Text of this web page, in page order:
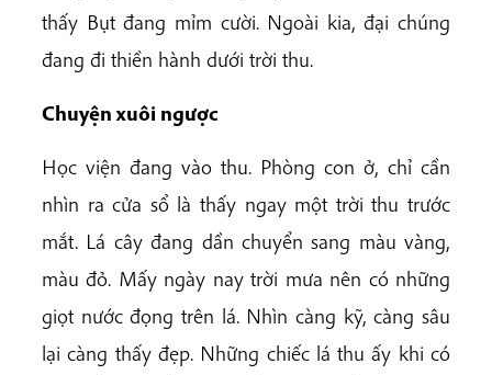
thấy Bụt đang mỉm cười. Ngoài kia, đại chúng
đang đi thiền hành dưới trời thu.
Chuyện xuôi ngược
Học viện đang vào thu. Phòng con ở, chỉ cần
nhìn ra cửa sổ là thấy ngay một trời thu trước
mắt. Lá cây đang dần chuyển sang màu vàng,
màu đỏ. Mấy ngày nay trời mưa nên có những
giọt nước đọng trên lá. Nhìn càng kỹ, càng sâu
lại càng thấy đẹp. Những chiếc lá thu ấy khi có